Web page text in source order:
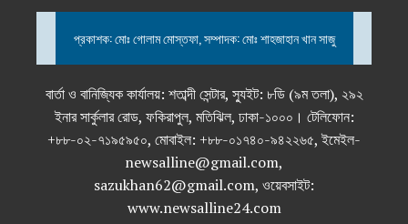
প্রকাশক: মোঃ গোলাম মোস্তফা, সম্পাদক: মোঃ শাহজাহান খান সাজু
বার্তা ও বানিজ্যিক কার্যালয়: শতাব্দী সেন্টার, স্যুইট: ৮ডি (৯ম তলা), ২৯২
ইনার সার্কুলার রোড, ফকিরাপুল, মতিঝিল, ঢাকা-১০০০। টেলিফোন:
+৮৮-০২-৭১৯৫৯৫০, মোবাইল: +৮৮-০১৭৪০-৯৪২২৬৫, ইমেইল-
newsalline@gmail.com,
sazukhan62@gmail.com, ওয়েবসাইট:
www.newsalline24.com